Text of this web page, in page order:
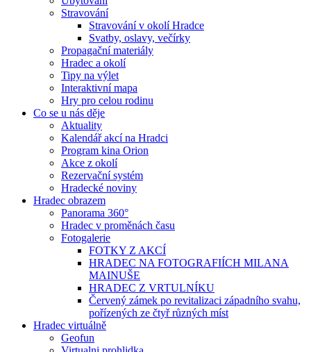
Stravování
Stravování v okolí Hradce
Svatby, oslavy, večírky
Propagační materiály
Hradec a okolí
Tipy na výlet
Interaktivní mapa
Hry pro celou rodinu
Co se u nás děje
Aktuality
Kalendář akcí na Hradci
Program kina Orion
Akce z okolí
Rezervační systém
Hradecké noviny
Hradec obrazem
Panorama 360°
Hradec v proměnách času
Fotogalerie
FOTKY Z AKCÍ
HRADEC NA FOTOGRAFIÍCH MILANA
MAINUŠE
HRADEC Z VRTULNÍKU
Červený zámek po revitalizaci západního svahu,
pořízených ze čtyř různých míst
Hradec virtuálně
Geofun